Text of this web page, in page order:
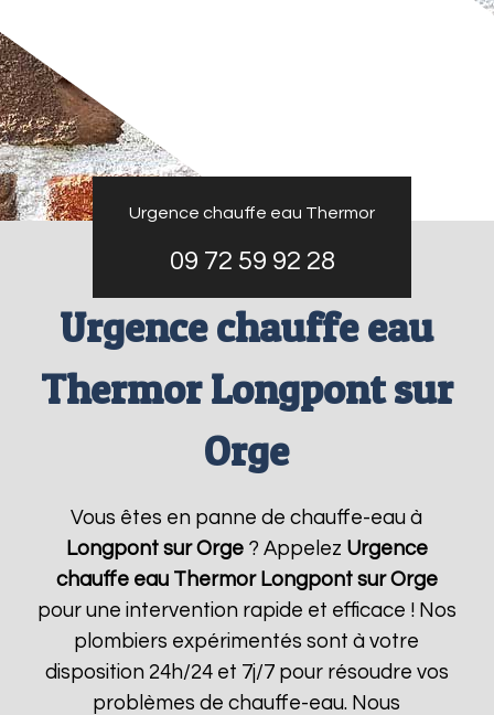
Urgence chauffe eau Thermor
09 72 59 92 28
Urgence chauffe eau
Thermor Longpont sur
Orge
Vous êtes en panne de chauffe-eau à
Longpont sur Orge? Appelez Urgence
chauffe eau Thermor Longpont sur Orge
pour une intervention rapide et efficace ! Nos
plombiers expérimentés sont à votre
disposition 24h/24 et 7j/7 pour résoudre vos
problèmes de chauffe-eau. Nous